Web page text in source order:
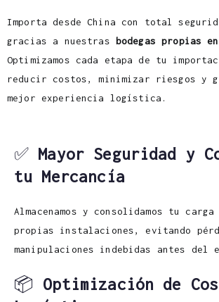
Importa desde China con total
gracias a nuestras bodegas propias
Optimizamos cada etapa de tu
reducir costos, minimizar riesgos y
mejor experiencia logística.
✅ Mayor Seguridad y
tu Mercancía
Almacenamos y consolidamos tu
propias instalaciones, evitando
manipulaciones indebidas antes del
📦 Optimización de